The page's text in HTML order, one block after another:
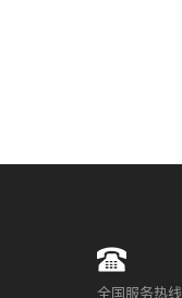
全国服务热线